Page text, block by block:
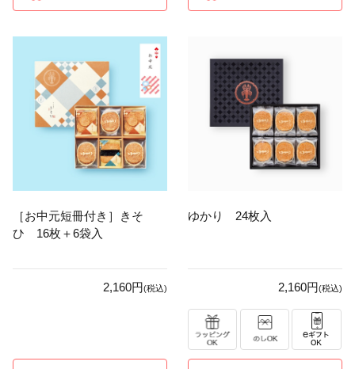
［お中元短冊付き］きそ
ひ 16枚＋6袋入
2,160円(税込)
ゆかり 24枚入
2,160円(税込)